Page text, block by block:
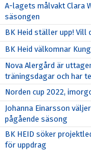
A-lagets målvakt Clara
säsongen
BK Heid ställer upp! Vill
BK Heid välkomnar
Nova Alergård är
träningsdagar och har
Norden cup 2022,
Johanna Einarsson
pågående säsong
BK HEID söker
för uppdrag